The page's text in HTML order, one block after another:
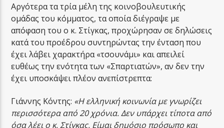
Αργότερα τα τρία μέλη της κοινοβουλευτικής
ομάδας του κόμματος, τα οποία διέγραψε με
απόφαση του ο κ. Στίγκας, προχώρησαν σε δηλώσεις
κατά του προέδρου συντηρώντας την ένταση που
έχει λάβει χαρακτήρα «τσουνάμι» και απειλεί
ευθέως την ενότητα των «Σπαρτιατών», αν δεν την
έχει υποσκάψει πλέον ανεπίστρεπτα:
Γιάννης Κόντης: «Η ελληνική κοινωνία με γνωρίζει
περισσότερα από 20 χρόνια. Δεν υπάρχει τίποτα από
όσα λέει ο κ. Στίγκας. Είμαι δημόσιο πρόσωπο και